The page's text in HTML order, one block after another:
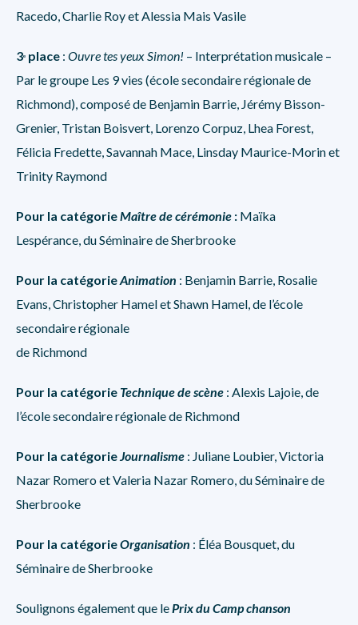
Racedo, Charlie Roy et Alessia Mais Vasile
3e place : Ouvre tes yeux Simon! – Interprétation musicale –
Par le groupe Les 9 vies (école secondaire régionale de
Richmond), composé de Benjamin Barrie, Jérémy Bisson-
Grenier, Tristan Boisvert, Lorenzo Corpuz, Lhea Forest,
Félicia Fredette, Savannah Mace, Linsday Maurice-Morin et
Trinity Raymond
Pour la catégorieMaître de cérémonie : Maïka
Lespérance, du Séminaire de Sherbrooke
Pour la catégorieAnimation : Benjamin Barrie, Rosalie
Evans, Christopher Hamel et Shawn Hamel, de l’école
secondaire régionale
de Richmond
Pour la catégorie Technique de scène : Alexis Lajoie, de
l’école secondaire régionale de Richmond
Pour la catégorieJournalisme : Juliane Loubier, Victoria
Nazar Romero et Valeria Nazar Romero, du Séminaire de
Sherbrooke
Pour la catégorieOrganisation : Éléa Bousquet, du
Séminaire de Sherbrooke
Soulignons également que lePrix du Camp chanson